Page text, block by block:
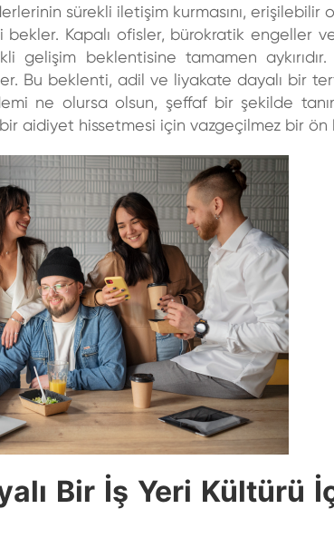
sürekli iletişim kurmasını,
bekler. Kapalı ofisler, bürokratik engeller
gelişim beklentisine tamamen aykırıdır.
Bu beklenti, adil ve liyakate dayalı bir
ne olursa olsun, şeffaf bir şekilde
aidiyet hissetmesi için vazgeçilmez bir ön
Bir İş Yeri Kültürü